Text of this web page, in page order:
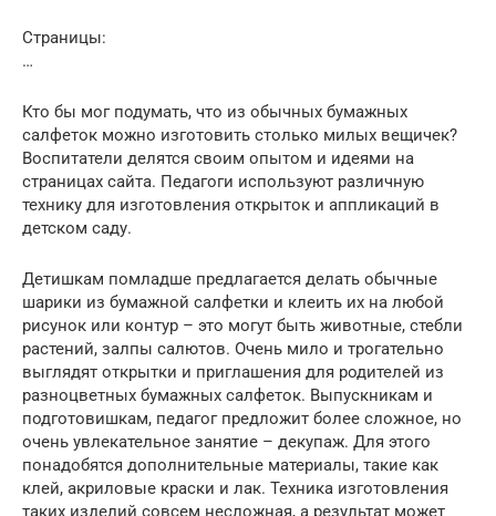
Страницы:
…
Кто бы мог подумать, что из обычных бумажных
салфеток можно изготовить столько милых вещичек?
Воспитатели делятся своим опытом и идеями на
страницах сайта. Педагоги используют различную
технику для изготовления открыток и аппликаций в
детском саду.
Детишкам помладше предлагается делать обычные
шарики из бумажной салфетки и клеить их на любой
рисунок или контур – это могут быть животные, стебли
растений, залпы салютов. Очень мило и трогательно
выглядят открытки и приглашения для родителей из
разноцветных бумажных салфеток. Выпускникам и
подготовишкам, педагог предложит более сложное, но
очень увлекательное занятие – декупаж. Для этого
понадобятся дополнительные материалы, такие как
клей, акриловые краски и лак. Техника изготовления
таких изделий совсем несложная, а результат может